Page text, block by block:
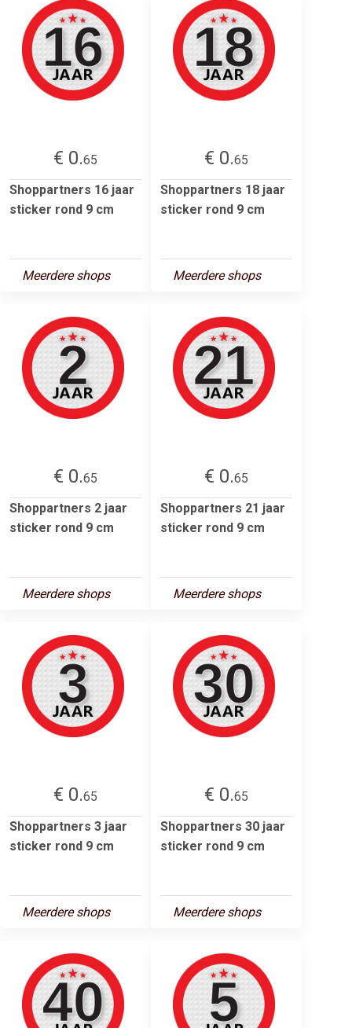
€ 0.65
Shoppartners 16 jaar
sticker rond 9 cm
Meerdere shops
€ 0.65
Shoppartners 18 jaar
sticker rond 9 cm
Meerdere shops
€ 0.65
Shoppartners 2 jaar
sticker rond 9 cm
Meerdere shops
€ 0.65
Shoppartners 21 jaar
sticker rond 9 cm
Meerdere shops
€ 0.65
Shoppartners 3 jaar
sticker rond 9 cm
Meerdere shops
€ 0.65
Shoppartners 30 jaar
sticker rond 9 cm
Meerdere shops